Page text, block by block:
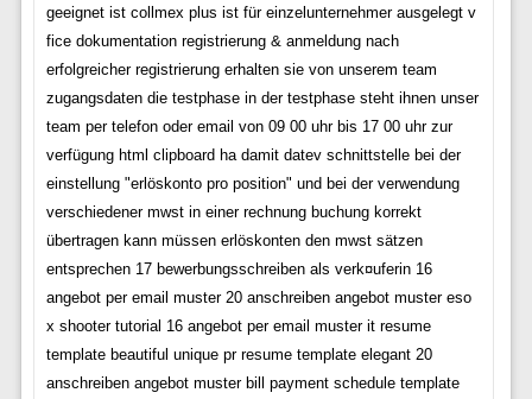
geeignet ist collmex plus ist für einzelunternehmer ausgelegt v
fice dokumentation registrierung & anmeldung nach
erfolgreicher registrierung erhalten sie von unserem team
zugangsdaten die testphase in der testphase steht ihnen unser
team per telefon oder email von 09 00 uhr bis 17 00 uhr zur
verfügung html clipboard ha damit datev schnittstelle bei der
einstellung "erlöskonto pro position" und bei der verwendung
verschiedener mwst in einer rechnung buchung korrekt
übertragen kann müssen erlöskonten den mwst sätzen
entsprechen 17 bewerbungsschreiben als verk¤uferin 16
angebot per email muster 20 anschreiben angebot muster eso
x shooter tutorial 16 angebot per email muster it resume
template beautiful unique pr resume template elegant 20
anschreiben angebot muster bill payment schedule template